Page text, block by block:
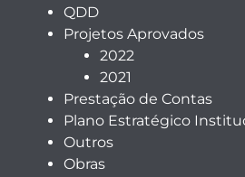
QDD
Projetos Aprovados
2022
2021
Prestação de Contas
Plano Estratégico
Outros
Obras